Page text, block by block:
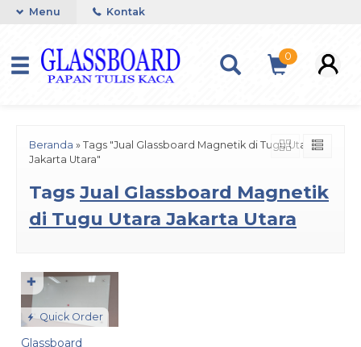
Menu Kontak
0
Beranda » Tags "Jual Glassboard Magnetik di Tugu Utara
Jakarta Utara"
Tags Jual Glassboard Magnetik
di Tugu Utara Jakarta Utara
Quick Order
Glassboard
✚